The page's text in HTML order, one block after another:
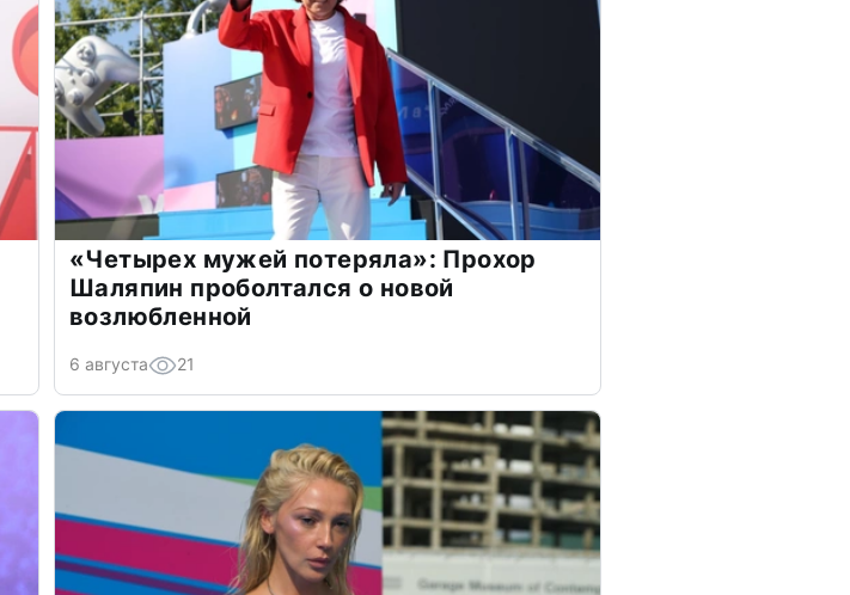
«Четырех мужей потеряла»: Прохор
Шаляпин проболтался о новой
возлюбленной
6 августа 21